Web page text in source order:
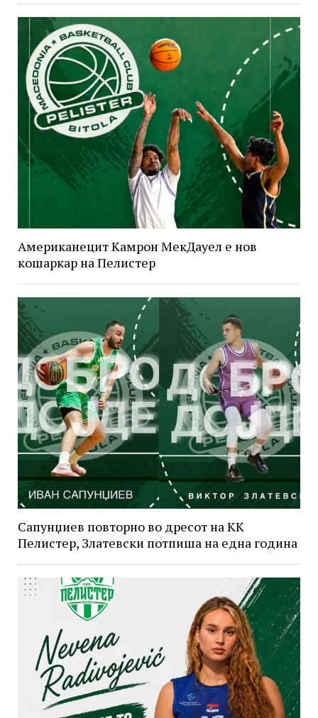
Американецит Камрон МекДауел е нов
кошаркар на Пелистер
Сапунџиев повторно во дресот на КК
Пелистер, Златевски потпиша на една година